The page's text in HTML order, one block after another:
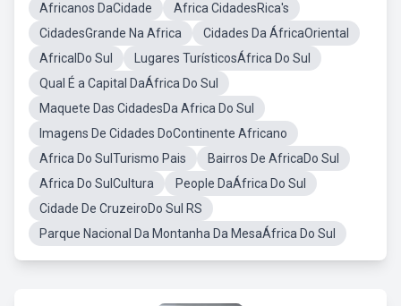
Africanos DaCidade
Africa CidadesRica's
CidadesGrande Na Africa
Cidades Da ÁfricaOriental
AfricalDo Sul
Lugares TurísticosÁfrica Do Sul
Qual É a Capital DaÁfrica Do Sul
Maquete Das CidadesDa Africa Do Sul
Imagens De Cidades DoContinente Africano
Africa Do SulTurismo Pais
Bairros De AfricaDo Sul
Africa Do SulCultura
People DaÁfrica Do Sul
Cidade De CruzeiroDo Sul RS
Parque Nacional Da Montanha Da MesaÁfrica Do Sul